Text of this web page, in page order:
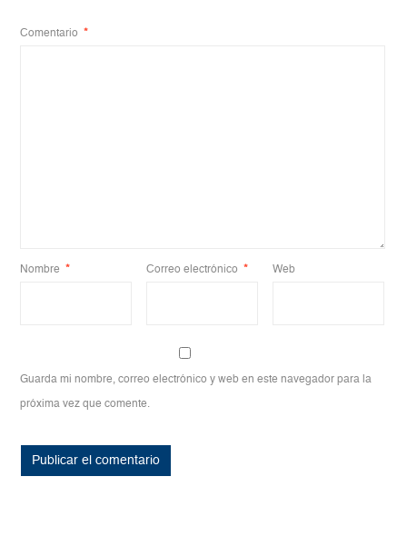
Comentario *
Nombre * Correo electrónico * Web
Guarda mi nombre, correo electrónico y web en este navegador para la
próxima vez que comente.